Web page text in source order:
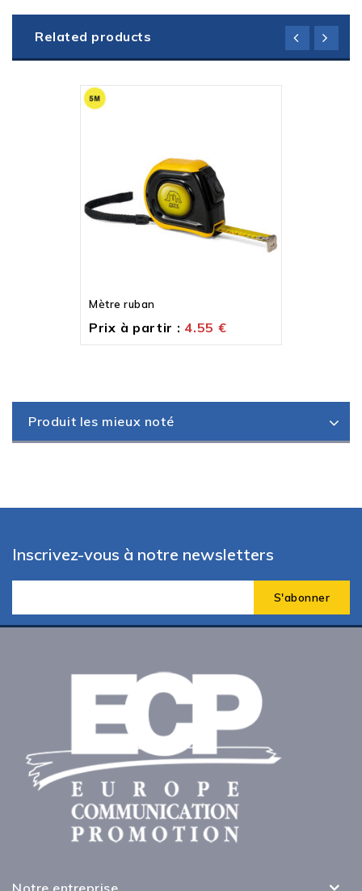
Related products
Mètre ruban
Prix à partir : 4.55 €
Produit les mieux noté
Inscrivez-vous à notre newsletters
Notre entreprise